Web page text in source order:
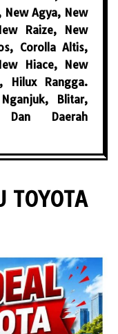
New Agya, New
Raize, New
Corolla Altis,
Hiace, New
Hilux Rangga.
Blitar,
Dan Daerah
TOYOTA